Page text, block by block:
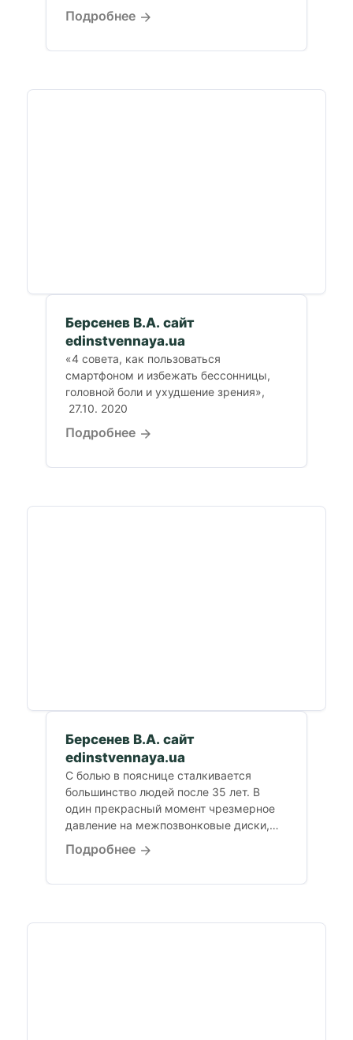
Подробнее
Берсенев В.А. сайт
edinstvennaya.ua
«4 совета, как пользоваться
смартфоном и избежать бессонницы,
головной боли и ухудшение зрения»,
27.10. 2020
Подробнее
Берсенев В.А. сайт
edinstvennaya.ua
С болью в пояснице сталкивается
большинство людей после 35 лет. В
один прекрасный момент чрезмерное
давление на межпозвонковые диски,
в...
Подробнее